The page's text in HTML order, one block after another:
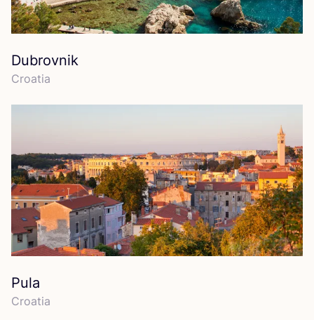
Dubrovnik
Croa­tia
Pula
Croa­tia